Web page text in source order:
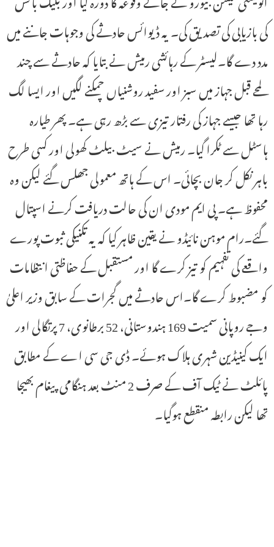
کی بازیابی کی تصدیق کی۔ یہ ڈیوائس حادثے کی وجوہات جاننے میں
مدد دے گا۔لیسٹر کے رہائشی رمیش نے بتایا کہ حادثے سے چند
لمحے قبل جہاز میں سبز اور سفید روشنیاں چمکنے لگیں اور ایسا لگ
رہا تھا جیسے جہاز کی رفتار تیزی سے بڑھ رہی ہے۔ پھر طیارہ
ہاسٹل سے ٹکرا گیا۔ رمیش نے سیٹ بیلٹ کھولی اور کسی طرح
باہر نکل کر جان بچائی۔ اس کے ہاتھ معمولی جھلس گئے لیکن وہ
محفوظ ہے۔ پی ایم مودی ان کی حالت دریافت کرنے اسپتال
گئے۔رام موہن نائیڈو نے یقین ظاہر کیا کہ یہ تکنیکی ثبوت پورے
واقعے کی تفہیم کو تیز کرے گا اور مستقبل کے حفاظتی انتظامات
کو مضبوط کرے گا۔اس حادثے میں گجرات کے سابق وزیر اعلیٰ
وجے روپانی سمیت 169 ہندوستانی، 52 برطانوی، 7 پرتگالی اور
ایک کینیڈین شہری ہلاک ہوئے۔ ڈی جی سی اے کے مطابق
پائلٹ نے ٹیک آف کے صرف 2 منٹ بعد ہنگامی پیغام بھیجا
تھا لیکن رابطہ منقطع ہوگیا۔